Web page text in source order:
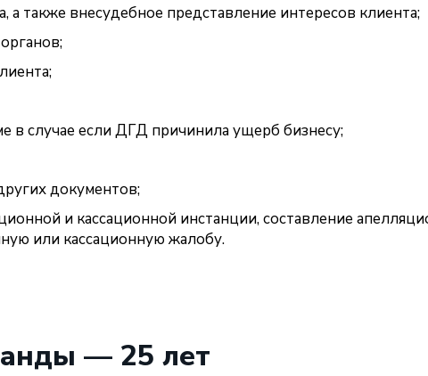
а также внесудебное представление интересов клиента;
в случае если ДГД причинила ущерб бизнесу;
документов;
и кассационной инстанции, составление
или кассационную жалобу.
— 25 лет